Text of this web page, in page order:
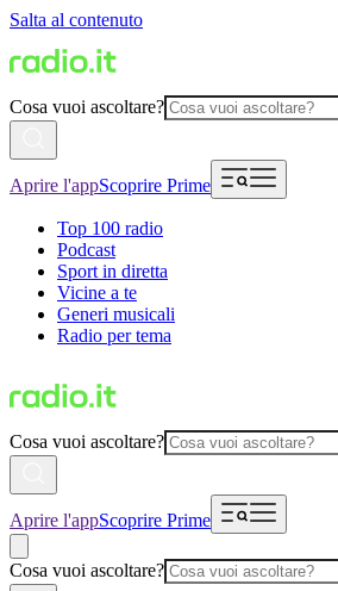
Salta al contenuto
Cosa vuoi ascoltare?
Aprire l'appScoprire Prime
Top 100 radio
Podcast
Sport in diretta
Vicine a te
Generi musicali
Radio per tema
Cosa vuoi ascoltare?
Aprire l'appScoprire Prime
Cosa vuoi ascoltare?